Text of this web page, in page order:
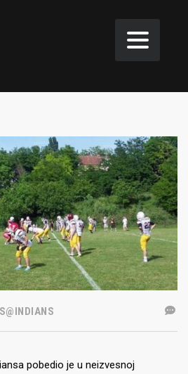
pobedio je u neizvesnoj